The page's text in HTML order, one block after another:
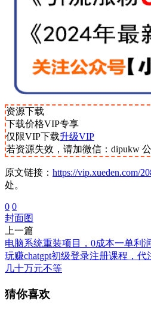
资源下载
下载价格VIP专享
仅限VIP下载升级VIP
若资源失效，请加微信：dipukw
原文链接： https://vip.xueden.com/
处。
0 0
封面图
上一篇
电脑系统重装项目，0成本一单利
玩赚chatgpt初级登录注册课程，
几十万元不等
猜你喜欢